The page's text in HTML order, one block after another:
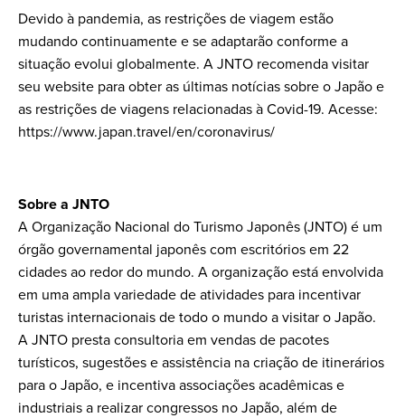
Devido à pandemia, as restrições de viagem estão
mudando continuamente e se adaptarão conforme a
situação evolui globalmente. A JNTO recomenda visitar
seu website para obter as últimas notícias sobre o Japão e
as restrições de viagens relacionadas à Covid-19. Acesse:
https://www.japan.travel/en/coronavirus/
Sobre a JNTO
A Organização Nacional do Turismo Japonês (JNTO) é um
órgão governamental japonês com escritórios em 22
cidades ao redor do mundo. A organização está envolvida
em uma ampla variedade de atividades para incentivar
turistas internacionais de todo o mundo a visitar o Japão.
A JNTO presta consultoria em vendas de pacotes
turísticos, sugestões e assistência na criação de itinerários
para o Japão, e incentiva associações acadêmicas e
industriais a realizar congressos no Japão, além de